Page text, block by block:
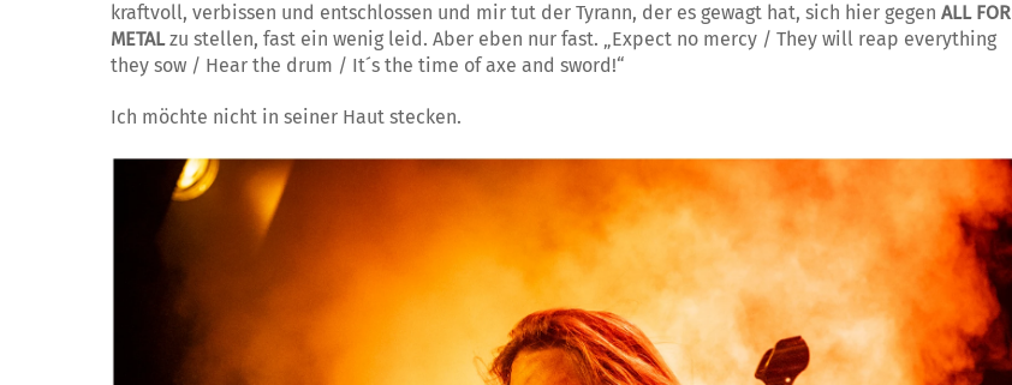
kraftvoll, verbissen und entschlossen und mir tut der Tyrann, der es gewagt hat, sich hier gegen ALL FOR
METALzu stellen, fast ein wenig leid. Aber eben nur fast. „Expect no mercy / They will reap everything
they sow / Hear the drum / It´s the time of axe and sword!“
Ich möchte nicht in seiner Haut stecken.